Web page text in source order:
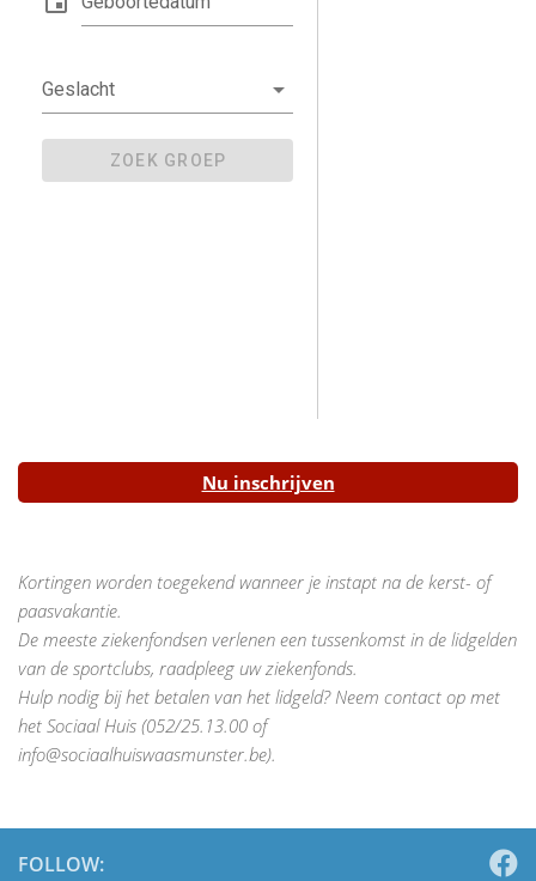
Nu inschrijven
Kortingen worden toegekend wanneer je instapt na de kerst- of
paasvakantie.
De meeste ziekenfondsen verlenen een tussenkomst in de lidgelden
van de sportclubs, raadpleeg uw ziekenfonds.
Hulp nodig bij het betalen van het lidgeld? Neem contact op met
het Sociaal Huis (052/25.13.00 of
info@sociaalhuiswaasmunster.be).
FOLLOW: